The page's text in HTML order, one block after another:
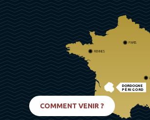
DORDOGNE
PÉRIGORD
PARIS
RENNES
COMMENT VENIR ?